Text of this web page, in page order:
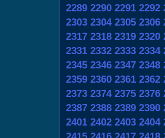
2289 2290 2291 2292
2303 2304 2305 2306
2317 2318 2319 2320
2331 2332 2333 2334
2345 2346 2347 2348
2359 2360 2361 2362
2373 2374 2375 2376
2387 2388 2389 2390
2401 2402 2403 2404